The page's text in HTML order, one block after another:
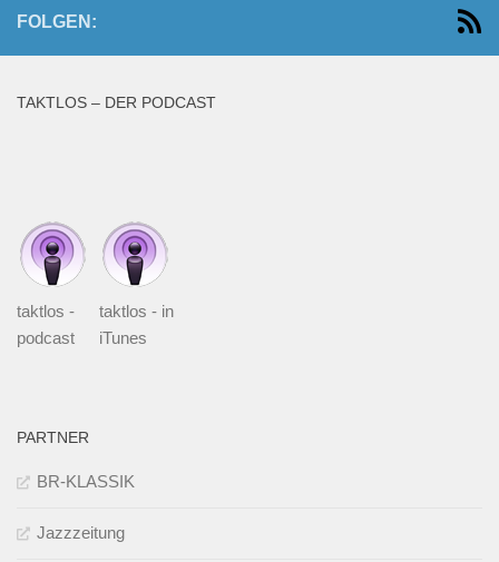
FOLGEN:
TAKTLOS – DER PODCAST
taktlos -
podcast
taktlos - in
iTunes
PARTNER
BR-KLASSIK
Jazzzeitung